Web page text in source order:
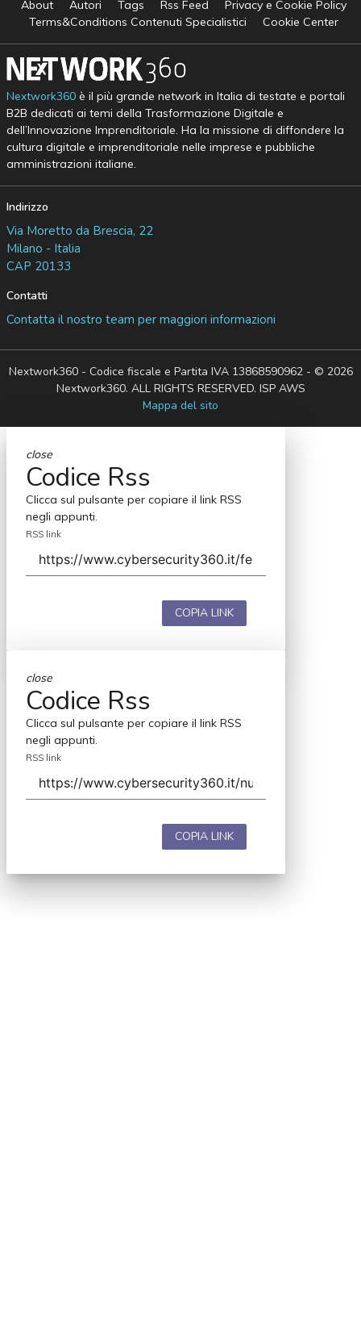
About Autori Tags Rss Feed
Privacy e Cookie Policy
Terms&Conditions Contenuti Specialistici
Cookie Center
Nextwork360è il più grande network in Italia di testate e portali
B2B dedicati ai temi della Trasformazione Digitale e
dell’Innovazione Imprenditoriale. Ha la missione di diffondere la
cultura digitale e imprenditoriale nelle imprese e pubbliche
amministrazioni italiane.
Indirizzo
Via Moretto da Brescia, 22
Milano - Italia
CAP 20133
Contatti
Contatta il nostro team per maggiori informazioni
Nextwork360 - Codice fiscale e Partita IVA 13868590962 - © 2026
Nextwork360. ALL RIGHTS RESERVED. ISP AWS
Mappa del sito
close
Codice Rss
Clicca sul pulsante per copiare il link RSS
negli appunti.
RSS link
COPIA LINK
close
Codice Rss
Clicca sul pulsante per copiare il link RSS
negli appunti.
RSS link
COPIA LINK